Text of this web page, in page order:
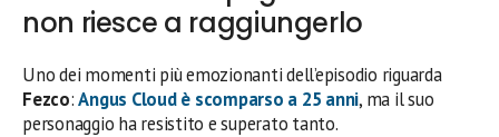
non riesce a raggiungerlo
Uno dei momenti più emozionanti dell’episodio riguarda
Fezco:Angus Cloudè scomparso a 25 anni, ma il suo
personaggio ha resistito e superato tanto.